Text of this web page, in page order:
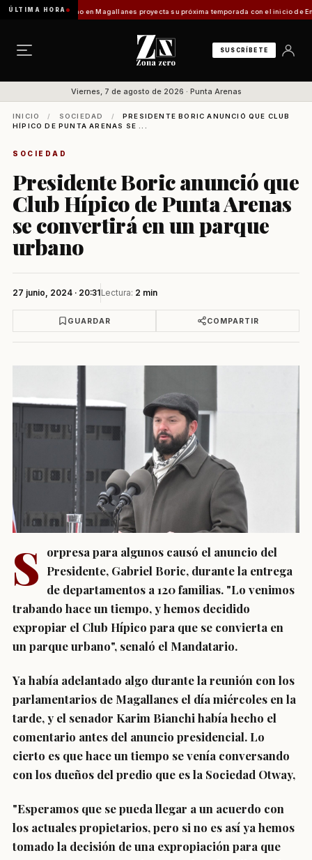
ÚLTIMA HORA
Turismo en Magallanes proyecta su próxima temporada con el inicio de Enprotur
SUSCRÍBETE
Viernes, 7 de agosto de 2026 · Punta Arenas
INICIO / SOCIEDAD /
PRESIDENTE BORIC ANUNCIÓ QUE CLUB
HÍPICO DE PUNTA ARENAS SE ...
SOCIEDAD
Presidente Boric anunció que
Club Hípico de Punta Arenas
se convertirá en un parque
urbano
27 junio, 2024 · 20:31Lectura: 2 min
GUARDAR COMPARTIR
S orpresa para algunos causó el anuncio del
Presidente, Gabriel Boric, durante la entrega
de departamentos a 120 familias. "Lo venimos
trabando hace un tiempo, y hemos decidido
expropiar el Club Hípico para que se convierta en
un parque urbano", senaló el Mandatario.
Ya había adelantado algo durante la reunión con los
parlamentarios de Magallanes el día miércoles en la
tarde, y el senador Karim Bianchi había hecho el
comentario antes del anuncio presidencial. Lo
cierto es que hace un tiempo se venía conversando
con los dueños del predio que es la Sociedad Otway,
"Esperamos que se pueda llegar a un acuerdo con
los actuales propietarios, pero si no es así ya hemos
tomado la decisión de una expropiación para que